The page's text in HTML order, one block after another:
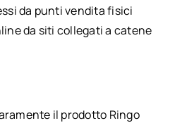
da punti vendita fisici
da siti collegati a catene
il prodotto Ringo